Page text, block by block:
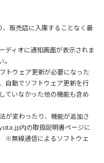
販売店に入庫することなく最
ィオに通知画面が表示されま
トウェア更新が必要になった
自動でソフトウェア更新を行
ていなかった他の機能も含め
が変わったり、機能が追加さ
内の取扱説明書ページに
※無線通信によるソフトウェ